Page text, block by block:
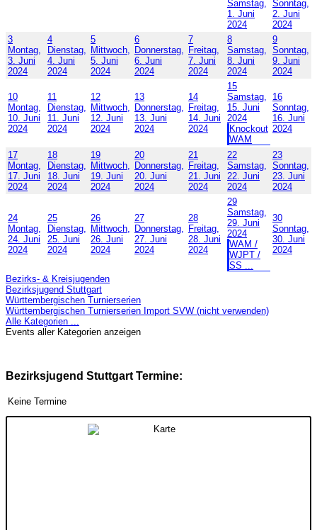
Samstag,
1. Juni
2024
Sonntag,
2. Juni
2024
3
Montag,
3. Juni
2024
4
Dienstag,
4. Juni
2024
5
Mittwoch,
5. Juni
2024
6
Donnerstag,
6. Juni
2024
7
Freitag,
7. Juni
2024
8
Samstag,
8. Juni
2024
9
Sonntag,
9. Juni
2024
10
Montag,
10. Juni
2024
11
Dienstag,
11. Juni
2024
12
Mittwoch,
12. Juni
2024
13
Donnerstag,
13. Juni
2024
14
Freitag,
14. Juni
2024
15
Samstag,
15. Juni
2024
Knockout
WAM
16
Sonntag,
16. Juni
2024
17
Montag,
17. Juni
2024
18
Dienstag,
18. Juni
2024
19
Mittwoch,
19. Juni
2024
20
Donnerstag,
20. Juni
2024
21
Freitag,
21. Juni
2024
22
Samstag,
22. Juni
2024
23
Sonntag,
23. Juni
2024
24
Montag,
24. Juni
2024
25
Dienstag,
25. Juni
2024
26
Mittwoch,
26. Juni
2024
27
Donnerstag,
27. Juni
2024
28
Freitag,
28. Juni
2024
29
Samstag,
29. Juni
2024
WAM /
WJPT /
SS ...
30
Sonntag,
30. Juni
2024
Bezirks- & Kreisjugenden
Bezirksjugend Stuttgart
Württembergischen Turnierserien
Württembergischen Turnierserien Import SVW (nicht verwenden)
Alle Kategorien ...
Events aller Kategorien anzeigen
Bezirksjugend Stuttgart Termine:
Keine Termine